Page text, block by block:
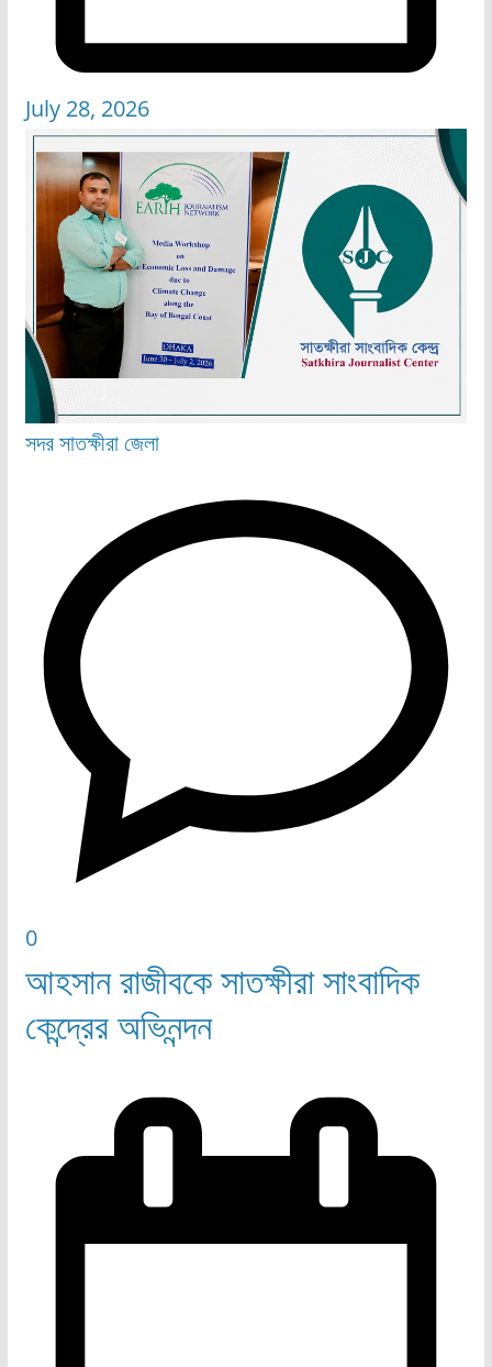
July 28, 2026
সদরসাতক্ষীরা জেলা
0
আহসান রাজীবকে সাতক্ষীরা সাংবাদিক
কেন্দ্রের অভিনন্দন